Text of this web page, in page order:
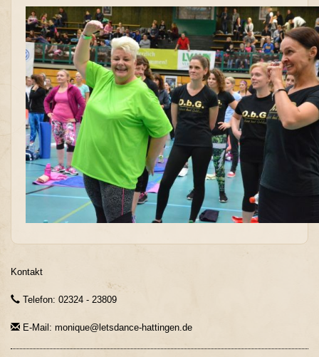
Kontakt
Telefon: 02324 - 23809
E-Mail: monique@letsdance-hattingen.de